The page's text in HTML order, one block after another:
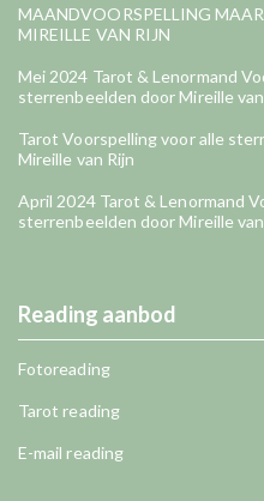
MAANDVOORSPELLING
MIREILLE VAN RIJN
Mei 2024 Tarot & Lenormand
sterrenbeelden door Mireille
Tarot Voorspelling voor alle
Mireille van Rijn
April 2024 Tarot & Lenormand
sterrenbeelden door Mireille
Reading aanbod
Fotoreading
Tarot reading
E-mail reading